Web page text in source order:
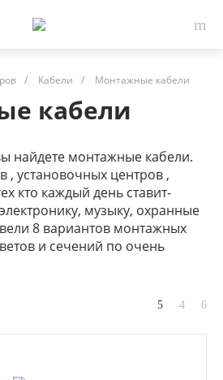
/ Кабели / Монтажные кабели
кабели
найдете монтажные кабели.
, установочных центров ,
кто каждый день ставит-
музыку, охранные
8 вариантов монтажных
и сечений по очень